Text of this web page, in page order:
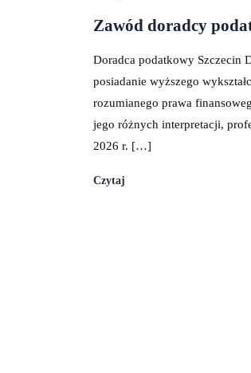
Zawód doradcy
Doradca podatkowy Szczecin
posiadanie wyższego
rozumianego prawa
jego różnych interpretacji,
2026 r. […]
Czytaj